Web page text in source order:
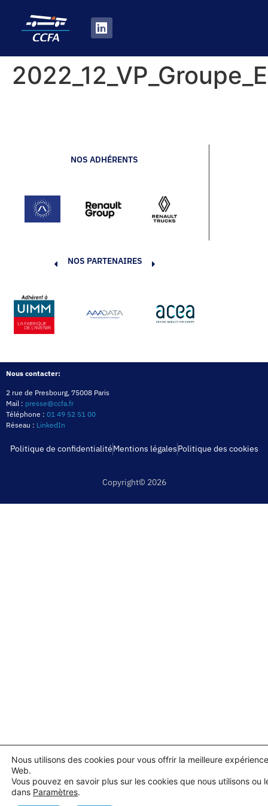
NOS ADHÉRENTS
NOS PARTENAIRES
Nous contacter:
2 rue de Presbourg, 75008 Paris
Mail : presse@ccfa.fr
Téléphone : 01 49 52 51 00
Réseau : LinkedIn
Politique de confidentialitéMentions légalesPolitique des cookies
Copyright© 2026
Nous utilisons des cookies pour vous offrir la meilleure
Web.
Vous pouvez en savoir plus sur les cookies que nous utilisons ou
dans Paramètres.